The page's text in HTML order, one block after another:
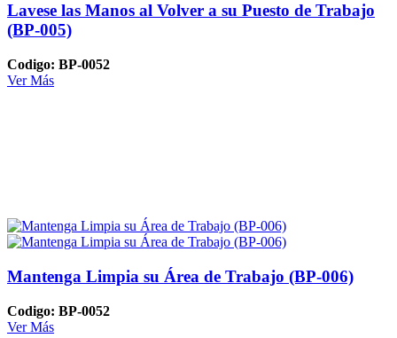
Lavese las Manos al Volver a su Puesto de Trabajo
(BP-005)
Codigo: BP-0052
Ver Más
Mantenga Limpia su Área de Trabajo (BP-006)
Codigo: BP-0052
Ver Más